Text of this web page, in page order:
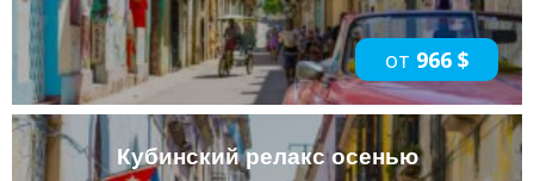
от 966 $
Кубинский релакс осенью